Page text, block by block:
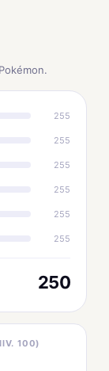
255
255
255
255
255
255
250
100)